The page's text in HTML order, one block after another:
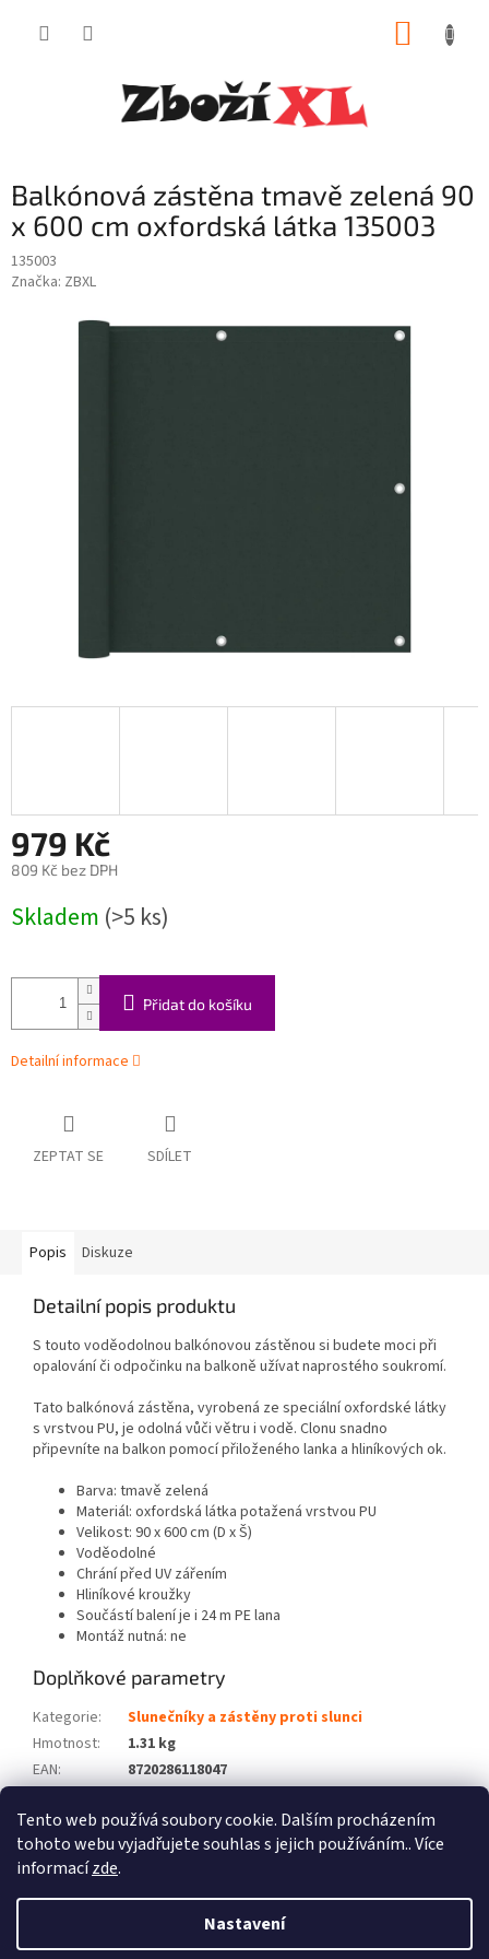
Tento web používá soubory cookie. Dalším procházením
tohoto webu vyjadřujete souhlas s jejich používáním.. Více
informacízde.
Nastavení
Balkónová zástěna tmavě zelená 90
x 600 cm oxfordská látka 135003
135003
Značka: ZBXL
979 Kč
809 Kč bez DPH
cena:
Skladem (>5 ks)
Přidat do košíku
Detailní informace
ZEPTAT SE SDÍLET
Popis Diskuze
Detailní popis produktu
S touto voděodolnou balkónovou zástěnou si budete moci při
opalování či odpočinku na balkoně užívat naprostého soukromí.
Tato balkónová zástěna, vyrobená ze speciální oxfordské látky
s vrstvou PU, je odolná vůči větru i vodě. Clonu snadno
připevníte na balkon pomocí přiloženého lanka a hliníkových ok.
Barva: tmavě zelená
Materiál: oxfordská látka potažená vrstvou PU
Velikost: 90 x 600 cm (D x Š)
Voděodolné
Chrání před UV zářením
Hliníkové kroužky
Součástí balení je i 24 m PE lana
Montáž nutná: ne
Doplňkové parametry
Kategorie:
Slunečníky a zástěny proti slunci
Hmotnost:
1.31 kg
EAN:
8720286118047
Počet balíků: 1
Vytvořil Shoptet